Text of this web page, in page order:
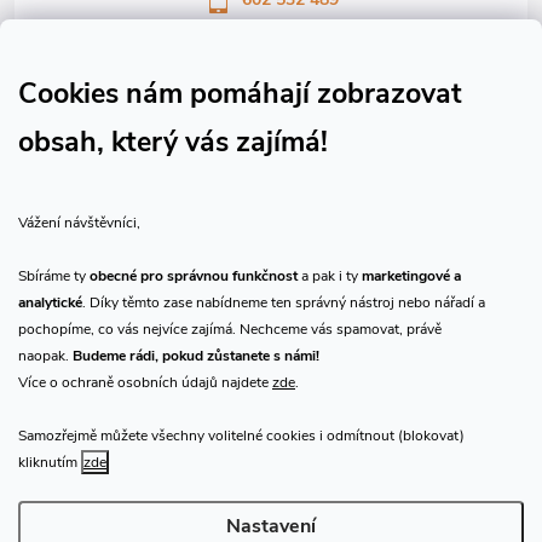
Cookies nám pomáhají zobrazovat
obsah, který vás zajímá!
Vážení návštěvníci,
Sbíráme tyobecné pro správnou funkčnosta pak i tymarketingové a
analytické. Díky těmto zase nabídneme ten správný nástroj nebo nářadí a
pochopíme, co vás nejvíce zajímá. Nechceme vás spamovat, právě
naopak. Budeme rádi, pokud zůstanete s námi!
Více o ochraně osobních údajů najdetezde.
Samozřejmě můžete všechny volitelné cookies i odmítnout (blokovat)
kliknutím zde
Nastavení
Sledujte náš vlog CHN_CZ
Přijímáme online platby